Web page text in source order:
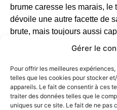
Gérer le
Pour offrir les meilleures
telles que les cookies pour stocker
appareils. Le fait de consentir à ces
traiter des données telles que le
uniques sur ce site. Le fait de ne pas
brume caresse les marais, le
dévoi le une autre facette de
brute, mais toujours aussi
cristalline
l’agitation.
Chevaux enliberté,envolsde
couchers
soleil
l’espritdesfêtes réchauffeles